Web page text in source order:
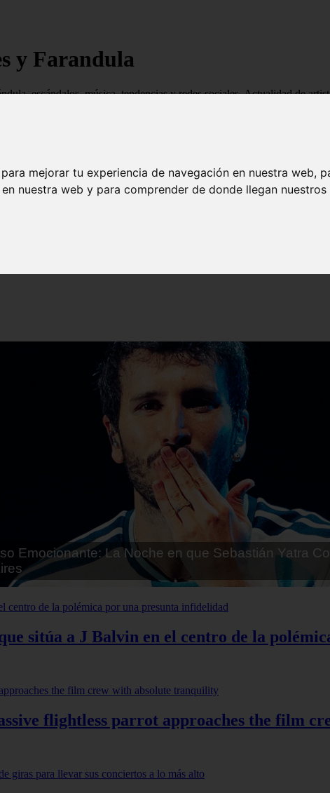
mejorar tu experiencia de navegación en nuestra web,
nuestra web y para comprender de donde llegan
y Farandula
escándalos, música, tendencias y redes sociales. Actualidad de
Emocionante: La Noche en que Sebastián Yatra
sitúa a J Balvin en el centro de la
flightless parrot approaches the film